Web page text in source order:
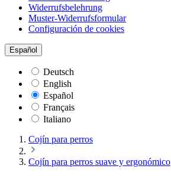
Widerrufsbelehrung
Muster-Widerrufsformular
Configuración de cookies
Español
Deutsch
English
Español
Français
Italiano
Cojín para perros
Cojín para perros suave y ergonómico